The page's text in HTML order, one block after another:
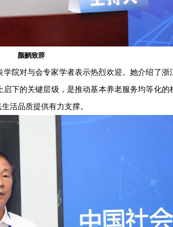
颜鹂致辞
院对与会专家学者表示热烈欢迎。她介绍了浙
下的关键层级，是推动基本养老服务均等化的
活品质提供有力支撑。